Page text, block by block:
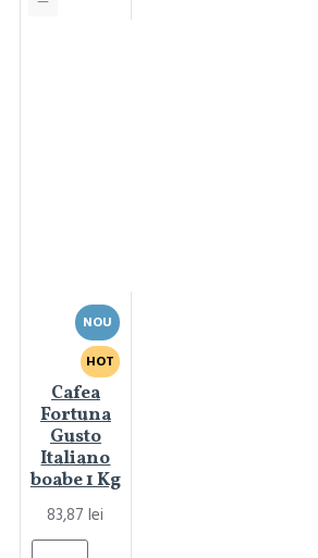
NOU
HOT
Cafea
Fortuna
Gusto
Italiano
boabe 1 Kg
83,87 lei